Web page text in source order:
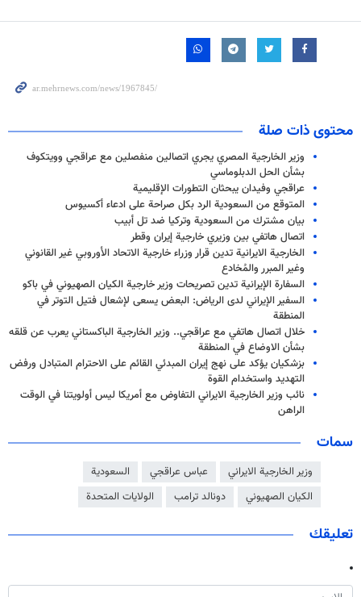
محتوى ذات صلة
وزير الخارجية المصري يجري اتصالين منفصلين مع عراقجي وويتكوف
بشأن الحل الدبلوماسي
عراقجي وفيدان يبحثان التطورات الإقليمية
المتوقع من السعودية الرد بكل صراحة على ادعاء أكسيوس
بيان مشترك من السعودية وتركيا ضد تل أبيب
اتصال هاتفي بين وزيري خارجية إيران وقطر
الخارجية الايرانية تدين قرار وزراء خارجية الاتحاد الأوروبي غير القانوني
وغير المبرر والمُخادع
السفارة الإيرانية تدين تصريحات وزير خارجية الكيان الصهيوني في باكو
السفير الإيراني لدى الرياض: البعض يسعى لإشعال فتيل التوتر في
المنطقة
خلال اتصال هاتفي مع عراقجي.. وزير الخارجية الباكستاني يعرب عن قلقه
بشأن الاوضاع في المنطقة
بزشكيان يؤكد على نهج إيران المبدئي القائم على الاحترام المتبادل ورفض
التهديد واستخدام القوة
نائب وزير الخارجية الايراني التفاوض مع أمريكا ليس أولويتنا في الوقت
الراهن
سمات
وزير الخارجية الايراني عباس عراقجي
السعودية
الكيان الصهيوني
دونالد ترامب الولايات المتحدة
تعليقك